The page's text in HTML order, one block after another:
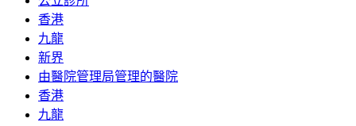
香港
九龍
新界
由醫院管理局管理的醫院
香港
九龍